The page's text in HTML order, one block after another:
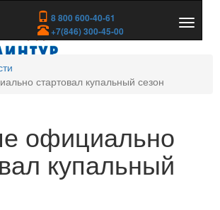
8 800 600-40-61
+7(846) 300-45-00
скрыть
стартовал купальный сезон
официально
купальный